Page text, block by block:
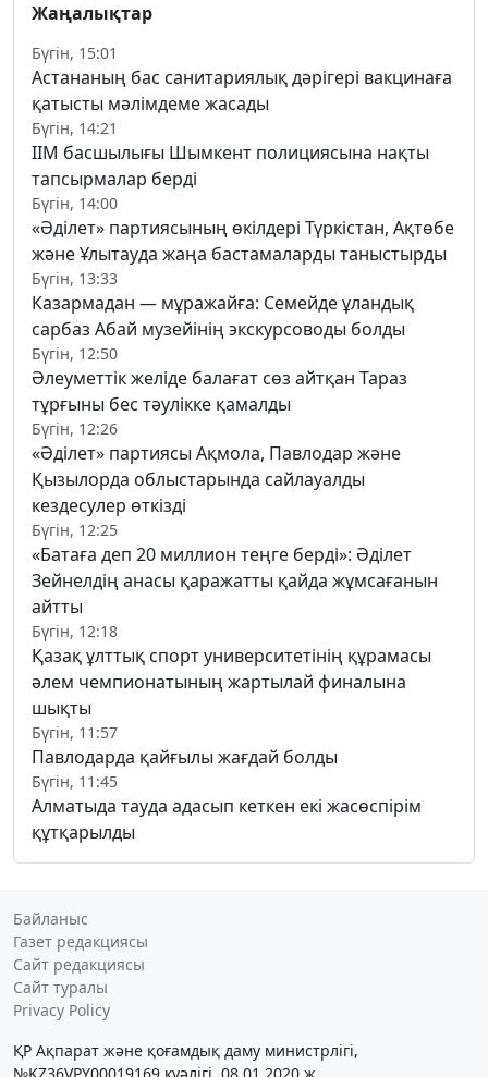
Жаңалықтар
Бүгін, 15:01
Астананың бас санитариялық дәрігері вакцинаға
қатысты мәлімдеме жасады
Бүгін, 14:21
ІІМ басшылығы Шымкент полициясына нақты
тапсырмалар берді
Бүгін, 14:00
«Әділет» партиясының өкілдері Түркістан, Ақтөбе
және Ұлытауда жаңа бастамаларды таныстырды
Бүгін, 13:33
Казармадан — мұражайға: Семейде ұландық
сарбаз Абай музейінің экскурсоводы болды
Бүгін, 12:50
Әлеуметтік желіде балағат сөз айтқан Тараз
тұрғыны бес тәулікке қамалды
Бүгін, 12:26
«Әділет» партиясы Ақмола, Павлодар және
Қызылорда облыстарында сайлауалды
кездесулер өткізді
Бүгін, 12:25
«Батаға деп 20 миллион теңге берді»: Әділет
Зейнелдің анасы қаражатты қайда жұмсағанын
айтты
Бүгін, 12:18
Қазақ ұлттық спорт университетінің құрамасы
әлем чемпионатының жартылай финалына
шықты
Бүгін, 11:57
Павлодарда қайғылы жағдай болды
Бүгін, 11:45
Алматыда тауда адасып кеткен екі жасөспірім
құтқарылды
Байланыс
Газет редакциясы
Сайт редакциясы
Сайт туралы
Privacy Policy
ҚР Ақпарат және қоғамдық даму министрлігі,